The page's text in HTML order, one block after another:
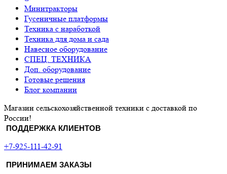
Минитракторы
Гусеничные платформы
Техника с наработкой
Техника для дома и сада
Навесное оборудование
СПЕЦ. ТЕХНИКА
Доп. оборудование
Готовые решения
Блог компании
Магазин сельскохозяйственной техники с доставкой по
России!
ПОДДЕРЖКА КЛИЕНТОВ
+7-925-111-42-91
ПРИНИМАЕМ ЗАКАЗЫ